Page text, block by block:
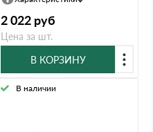
2 022 руб
Цена за шт.
В КОРЗИНУ
В наличии